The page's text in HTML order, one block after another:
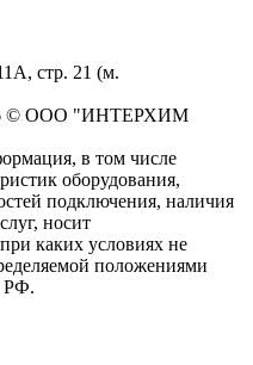
стр. 21 (м.
© OOO "ИНТЕРХИМ
в том числе
оборудования,
подключения, наличия
носит
каких условиях не
положениями
РФ.